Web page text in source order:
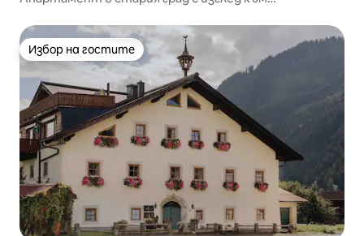
Избор на гостите
Избор на гостите